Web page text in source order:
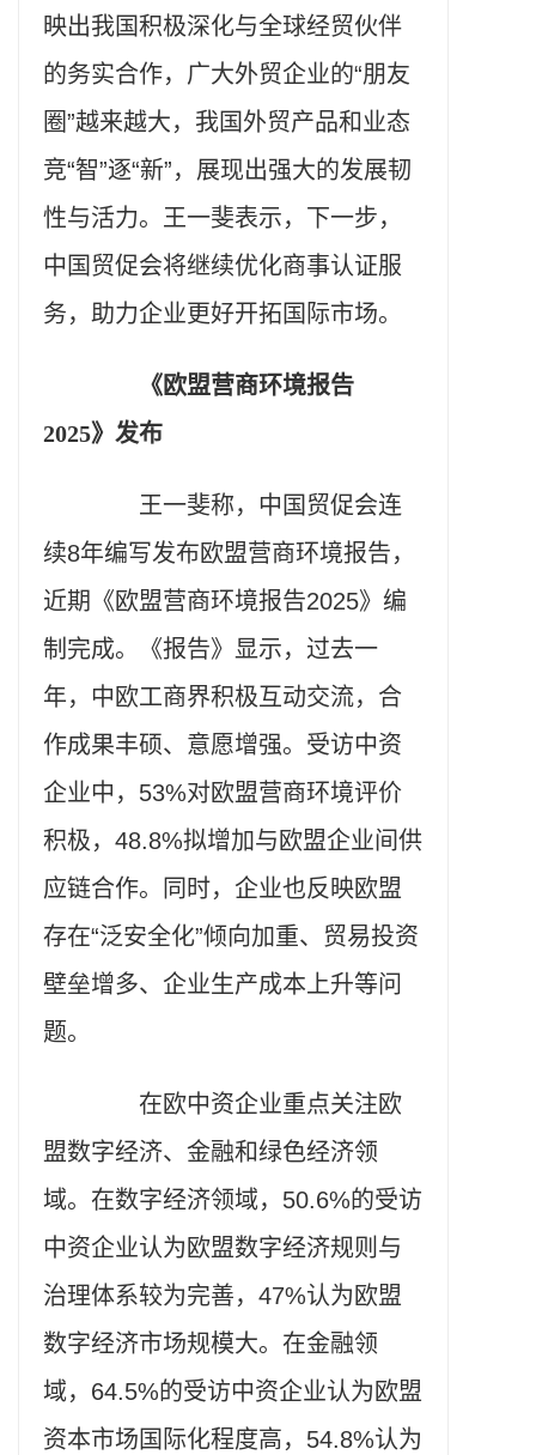
映出我国积极深化与全球经贸伙伴
的务实合作，广大外贸企业的“朋友
圈”越来越大，我国外贸产品和业态
竞“智”逐“新”，展现出强大的发展韧
性与活力。王一斐表示，下一步，
中国贸促会将继续优化商事认证服
务，助力企业更好开拓国际市场。
《欧盟营商环境报告
2025》发布
王一斐称，中国贸促会连
续8年编写发布欧盟营商环境报告，
近期《欧盟营商环境报告2025》编
制完成。《报告》显示，过去一
年，中欧工商界积极互动交流，合
作成果丰硕、意愿增强。受访中资
企业中，53%对欧盟营商环境评价
积极，48.8%拟增加与欧盟企业间供
应链合作。同时，企业也反映欧盟
存在“泛安全化”倾向加重、贸易投资
壁垒增多、企业生产成本上升等问
题。
在欧中资企业重点关注欧
盟数字经济、金融和绿色经济领
域。在数字经济领域，50.6%的受访
中资企业认为欧盟数字经济规则与
治理体系较为完善，47%认为欧盟
数字经济市场规模大。在金融领
域，64.5%的受访中资企业认为欧盟
资本市场国际化程度高，54.8%认为